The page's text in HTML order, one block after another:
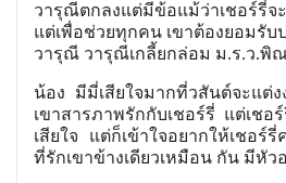
วารุณีตกลงแต่มีข้อแม้ว่าเชอร์รี่จ
แต่เพื่อช่วยทุกคน เขาต้องยอมรับ
วารุณี วารุณีเกลี้ยกล่อม ม.ร.ว.พิ
น้อง มีมี่เสียใจมากที่วสันต์จะแต่
เขาสารภาพรักกับเชอร์รี่ แต่เชอ
เสียใจ แต่ก็เข้าใจอยากให้เชอร์
ที่รักเขาข้างเดียวเหมือน กัน มีหัว